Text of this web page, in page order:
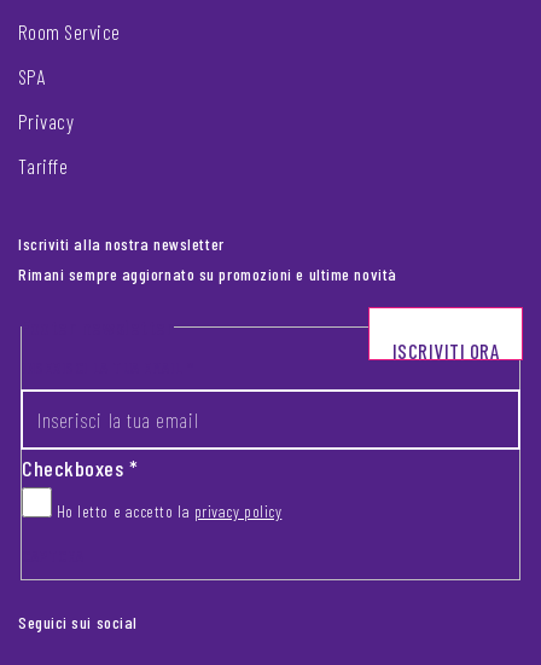
Room Service
SPA
Privacy
Tariffe
Iscriviti alla nostra newsletter
Rimani sempre aggiornato su promozioni e ultime novità
Footer newsletter
Checkboxes*
Ho letto e accetto la privacy policy
ISCRIVITI ORA
Seguici sui social